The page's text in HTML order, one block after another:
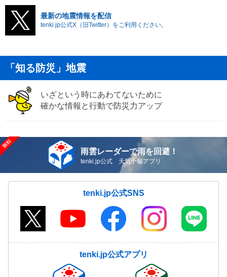
最新の地震情報を配信
tenki.jp公式X（旧Twitter）をご利用ください。
「知る防災」地震
いざという時にあわてないために
確かな情報と行動で防災力アップ
雨雲レーダーで雨を回避！
tenki.jp公式 天気予報アプリ
tenki.jp公式SNS
tenki.jp公式アプリ